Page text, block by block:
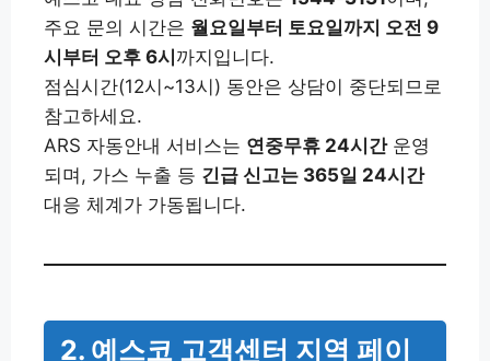
주요 문의 시간은 월요일부터 토요일까지 오전 9
시부터 오후 6시 까지입니다.
점심시간(12시~13시) 동안은 상담이 중단되므로
참고하세요.
ARS 자동안내 서비스는 연중무휴 24시간운영
되며, 가스 누출 등 긴급 신고는 365일 24시간
대응 체계가 가동됩니다.
2. 예스코 고객센터 지역 페이